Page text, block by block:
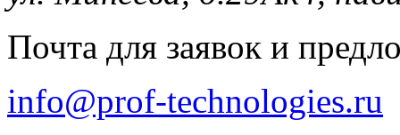
Почта для заявок и
info@prof-technologies.ru